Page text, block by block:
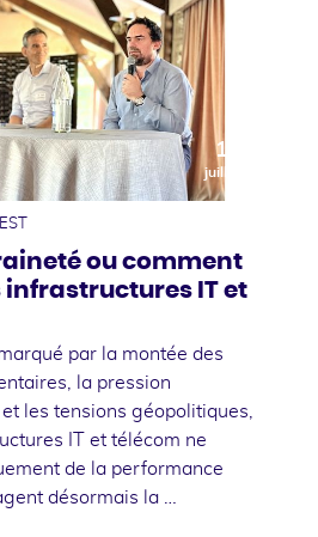
10
juillet
ou comment
infrastructures IT et
par la montée des
la pression
les tensions géopolitiques,
IT et télécom ne
de la performance
désormais la …